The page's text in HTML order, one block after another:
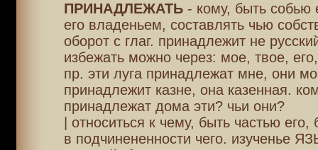
ПРИНАДЛЕЖАТЬ- кому, быть собью
его владеньем, составлять чью
оборот с глаг. принадлежит не
избежать можно через: мое, твое,
пр. эти луга принадлежат мне, они
принадлежит казне, она казенная.
принадлежат дома эти? чьи они?
| относиться к чему, быть частью его,
в подчинененности чего. изученье